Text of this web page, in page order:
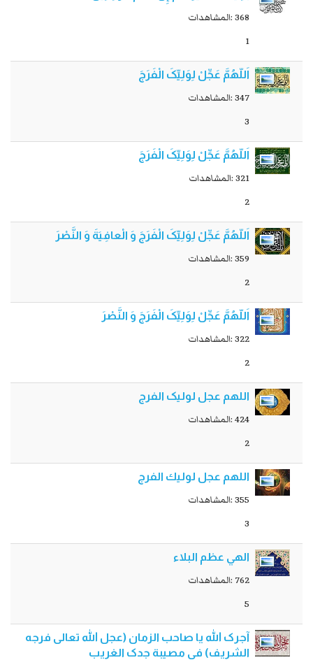
368 :المشاهدات
1
اَللّهُمَّ عَجِّلْ لِوَلِیِّکَ الْفَرَجَ
347 :المشاهدات
3
اَللّهُمَّ عَجِّلْ لِوَلِیِّکَ الْفَرَجَ
321 :المشاهدات
2
اَللّهُمَّ عَجِّلْ لِوَلِیِّکَ الْفَرَجَ وَ الْعافِیَةَ وَ النَّصْرَ
359 :المشاهدات
2
اَللّهُمَّ عَجِّلْ لِوَلِیِّکَ الْفَرَجَ وَ النَّصْرَ
322 :المشاهدات
2
اللهم عجل لولیک الفرج
424 :المشاهدات
2
اللهم عجل لوليك الفرج
355 :المشاهدات
3
الهي عظم البلاء
762 :المشاهدات
5
آجرک الله یا صاحب الزمان (عجل الله تعالی فرجه
الشریف) فی مصیبة جدک الغريب